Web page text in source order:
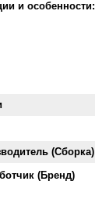
и особенности:
(Сборка)
(Бренд)